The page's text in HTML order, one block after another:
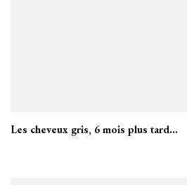
Les cheveux gris, 6 mois plus tard…